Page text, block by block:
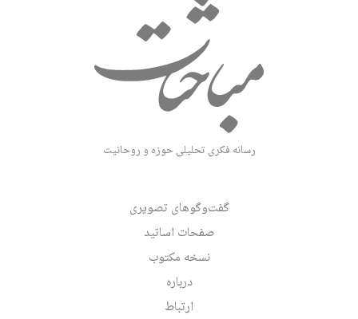
رسانه فکری تحلیلی حوزه و روحانیت
گفت‌وگوهای تصویری
صفحات اساتید
نسخه مکتوب
درباره
ارتباط